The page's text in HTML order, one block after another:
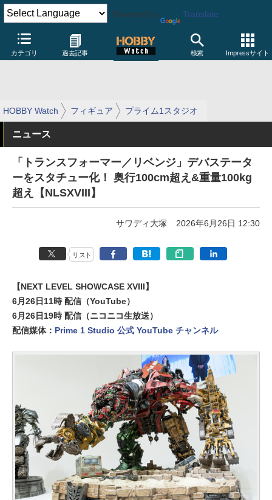
Powered by Translate
カテゴリ 過去記事 検索 Impressサイト
HOBBY Watch フィギュア プライム1スタジオ
ニュース
「トランスフォーマー／リベンジ」デバステータ
ーをスタチュー化！ 奥行100cm超え&重量100kg
超え【NLSXVIII】
サワディ大塚 2026年6月26日 12:30
リスト
【NEXT LEVEL SHOWCASE XVIII】
6月26日11時 配信（YouTube）
6月26日19時 配信（ニコニコ生放送）
配信媒体： Prime 1 Studio 公式 YouTube チャンネル